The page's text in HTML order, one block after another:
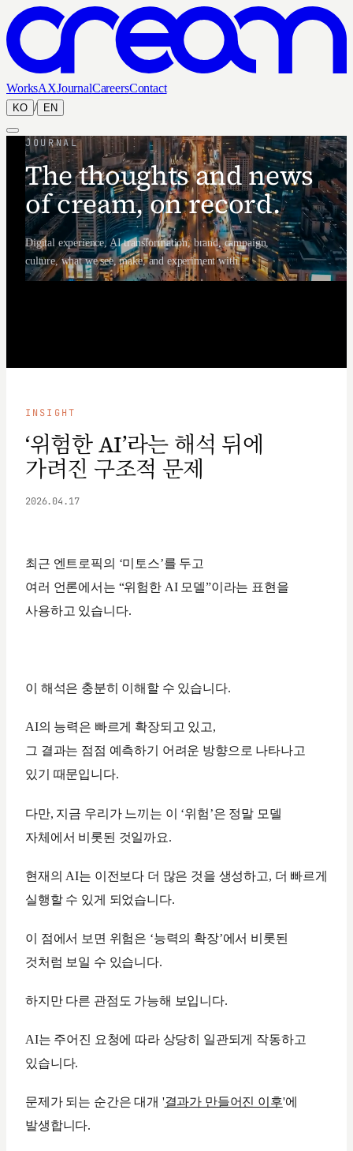
WorksAXJournalCareersContact
KO / EN
JOURNAL
The thoughts and news
of cream, on record.
Digital experience, AI transformation, brand, campaign,
culture, what we see, make, and experiment with.
INSIGHT
‘위험한 AI’라는 해석 뒤에
가려진 구조적 문제
2026.04.17
최근 엔트로픽의 ‘미토스’를 두고
여러 언론에서는 “위험한 AI 모델”이라는 표현을
사용하고 있습니다.
이 해석은 충분히 이해할 수 있습니다.
AI의 능력은 빠르게 확장되고 있고,
그 결과는 점점 예측하기 어려운 방향으로 나타나고
있기 때문입니다.
다만, 지금 우리가 느끼는 이 ‘위험’은 정말 모델
자체에서 비롯된 것일까요.
현재의 AI는 이전보다 더 많은 것을 생성하고, 더 빠르게
실행할 수 있게 되었습니다.
이 점에서 보면 위험은 ‘능력의 확장’에서 비롯된
것처럼 보일 수 있습니다.
하지만 다른 관점도 가능해 보입니다.
AI는 주어진 요청에 따라 상당히 일관되게 작동하고
있습니다.
문제가 되는 순간은 대개 '결과가 만들어진 이후'에
발생합니다.